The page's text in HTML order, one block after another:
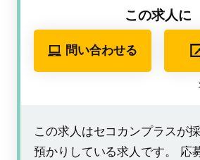
この求人に
問い合わせる
この求人はセコカンプラスが
預かりしている求人です。 応